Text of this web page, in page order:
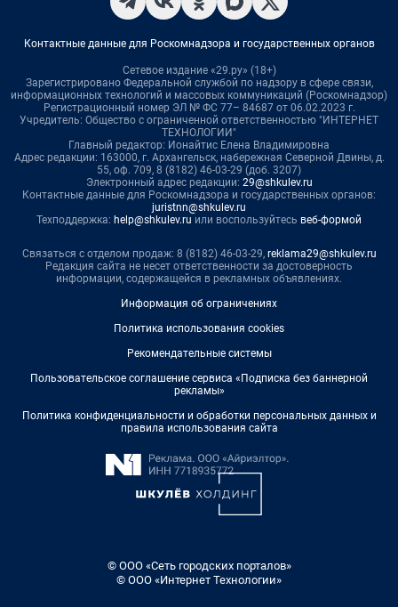
Контактные данные для Роскомнадзора и государственных органов
Сетевое издание «29.ру» (18+)
Зарегистрировано Федеральной службой по надзору в сфере связи,
информационных технологий и массовых коммуникаций (Роскомнадзор)
Регистрационный номер ЭЛ № ФС 77– 84687 от 06.02.2023 г.
Учредитель: Общество с ограниченной ответственностью "ИНТЕРНЕТ
ТЕХНОЛОГИИ"
Главный редактор: Ионайтис Елена Владимировна
Адрес редакции: 163000, г. Архангельск, набережная Северной Двины, д.
55, оф. 709, 8 (8182) 46-03-29 (доб. 3207)
Электронный адрес редакции: 29@shkulev.ru
Контактные данные для Роскомнадзора и государственных органов:
juristnn@shkulev.ru
Техподдержка: help@shkulev.ru или воспользуйтесь веб-формой
Связаться с отделом продаж: 8 (8182) 46-03-29, reklama29@shkulev.ru
Редакция сайта не несет ответственности за достоверность
информации, содержащейся в рекламных объявлениях.
Информация об ограничениях
Политика использования cookies
Рекомендательные системы
Пользовательское соглашение сервиса «Подписка без баннерной
рекламы»
Политика конфиденциальности и обработки персональных данных и
правила использования сайта
© ООО «Сеть городских порталов»
© ООО «Интернет Технологии»